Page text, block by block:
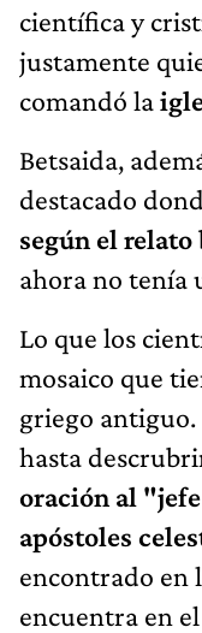
científica y
justamente
comandó la
Betsaida,
destacado
según el
ahora no tenía
Lo que los
mosaico que
griego
hasta
oración al
apóstoles
encontrado en
encuentra en